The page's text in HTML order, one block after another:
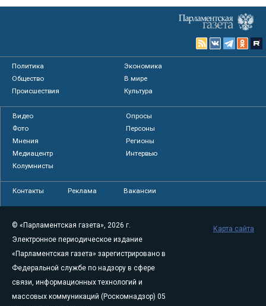
Политика
Экономика
Общество
В мире
Происшествия
Культура
Видео
Опросы
Фото
Персоны
Мнения
Регионы
Медиацентр
Интервью
Колумнисты
Контакты Реклама Вакансии
© «Парламентская газета», 2026 г.
Электронное периодическое издание
«Парламентская газета» зарегистрировано в
Федеральной службе по надзору в сфере
связи, информационных технологий и
массовых коммуникаций (Роскомнадзор) 05
Карта сайта